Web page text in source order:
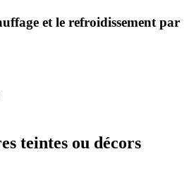
et le refroidissement par
teintes ou décors